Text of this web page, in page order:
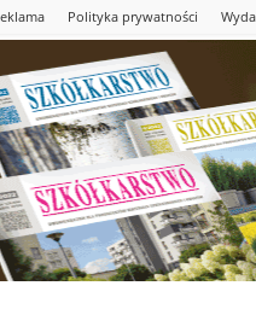
Polityka prywatności